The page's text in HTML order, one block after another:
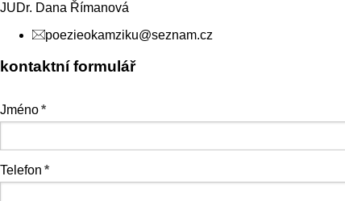
JUDr. Dana Římanová
poezieokamziku@seznam.cz
kontaktní formulář
Jméno*
Telefon *